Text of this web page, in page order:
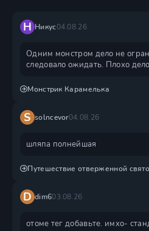
Н Никус04.08.26
Одним монстром дело не
следовало ожидать. Плохо
Монстрик Карамелька
S solncevor04.08.26
шляпа полнейшая
Путешествие отверженной
D dim603.08.26
отоме тег добавьте. имхо- стандартные бабские сопли.